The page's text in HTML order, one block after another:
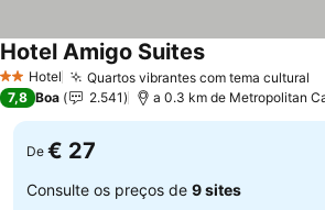
2 Estrelas
Hotel Quartos vibrantes com tema cultural
Hotel Amigo Suites
7,8 Boa 2.541 a 0.3 km de Metropolitan
De € 27
Consulte os preços de 9 sites